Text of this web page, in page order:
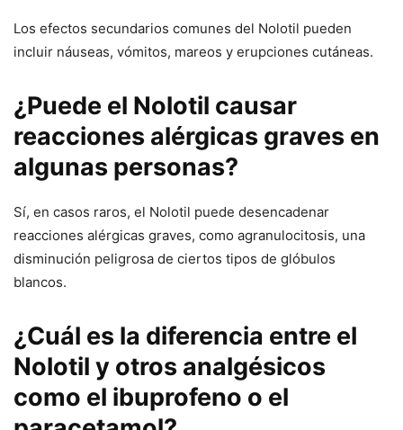
Los efectos secundarios comunes del Nolotil pueden
incluir náuseas, vómitos, mareos y erupciones cutáneas.
¿Puede el Nolotil causar
reacciones alérgicas graves en
algunas personas?
Sí, en casos raros, el Nolotil puede desencadenar
reacciones alérgicas graves, como agranulocitosis, una
disminución peligrosa de ciertos tipos de glóbulos
blancos.
¿Cuál es la diferencia entre el
Nolotil y otros analgésicos
como el ibuprofeno o el